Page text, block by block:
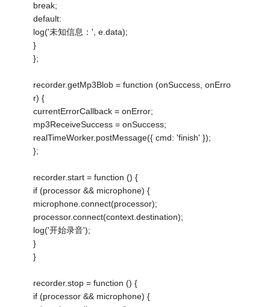
break;
default:
log('未知信息：', e.data);
}
};
recorder.getMp3Blob = function (onSuccess, onErro
r) {
currentErrorCallback = onError;
mp3ReceiveSuccess = onSuccess;
realTimeWorker.postMessage({ cmd: 'finish' });
};
recorder.start = function () {
if (processor && microphone) {
microphone.connect(processor);
processor.connect(context.destination);
log('开始录音');
}
}
recorder.stop = function () {
if (processor && microphone) {